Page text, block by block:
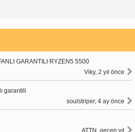
GARANTILI RYZEN5 5500
Viky, 2 yıl önce
garantili
soulstriper, 4 ay önce
ATTN, geçen yıl